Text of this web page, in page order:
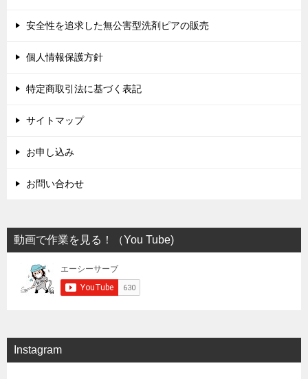
安全性を追求した無公害型洗剤ピアの販売
個人情報保護方針
特定商取引法に基づく表記
サイトマップ
お申し込み
お問い合わせ
動画で作業を見る！（You Tube)
Instagram